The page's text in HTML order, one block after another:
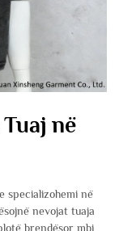
në
specializohemi në
nevojat tuaja
brendësor mbi